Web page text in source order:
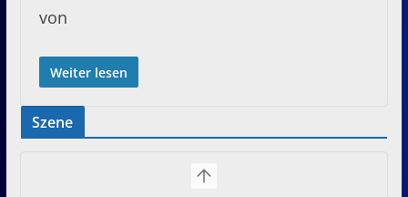
von
Weiter lesen
Szene